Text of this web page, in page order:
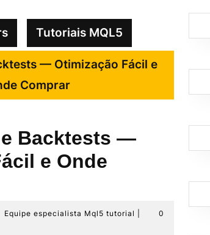
Tutoriais MQL5
— Otimização Fácil e
Comprar
Backtests —
e Onde
Equipe especialista Mql5 tutorial
Equipe
0